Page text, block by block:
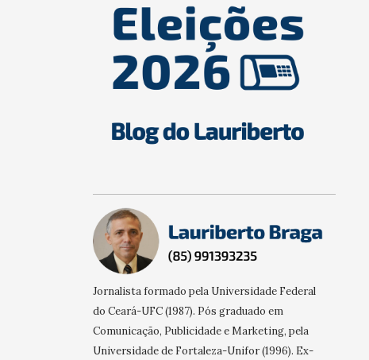
Jornalista formado pela Universidade Federal
do Ceará-UFC (1987). Pós graduado em
Comunicação, Publicidade e Marketing, pela
Universidade de Fortaleza-Unifor (1996). Ex-